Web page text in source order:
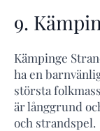
9.
Kämpinge
ha en
största
är långgrund
och strandspel.